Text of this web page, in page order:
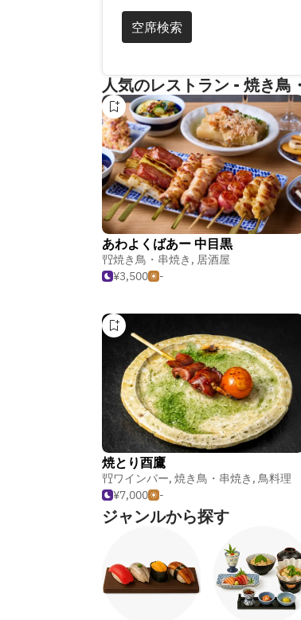
く旨み豊かに味わえます。
デートに最適なカウンターや、接
い。
空席検索
人気のレストラン - 焼き鳥
あわよくばあー 中目黒
焼き鳥・串焼き , 居酒屋
¥3,500
-
焼とり酉鷹
ワインバー, 焼き鳥・串焼き , 鳥料理
¥7,000
-
ジャンルから探す